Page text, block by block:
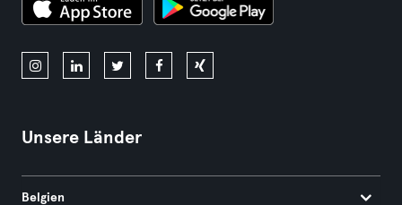
Unsere Länder
Belgien